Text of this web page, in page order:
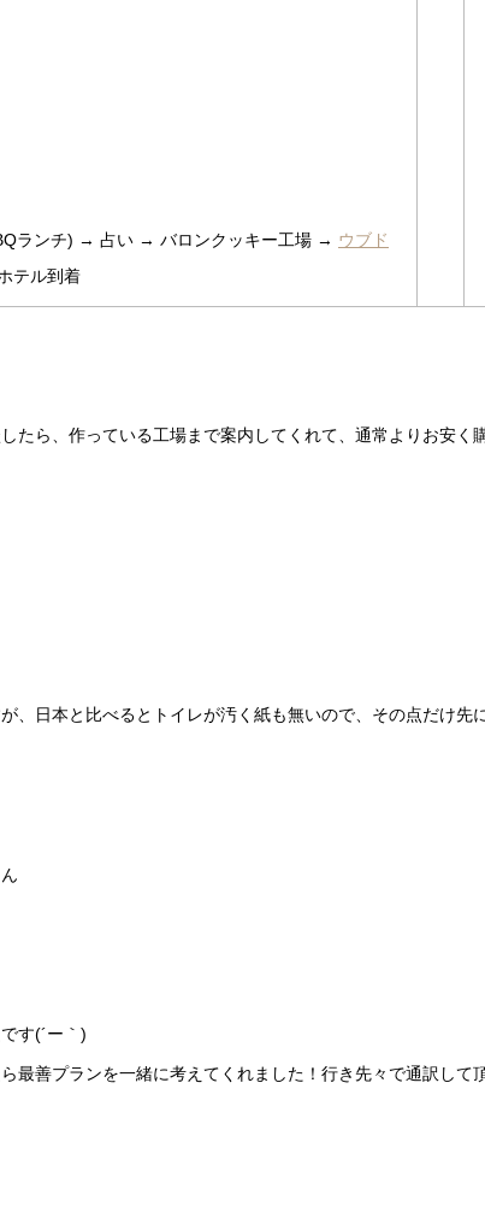
ランチ) → 占い → バロンクッキー工場 → ウブド
テル到着
たら、作っている工場まで案内してくれて、通常よりお安く
、日本と比べるとトイレが汚く紙も無いので、その点だけ先
す(´ー｀)
最善プランを一緒に考えてくれました！行き先々で通訳して